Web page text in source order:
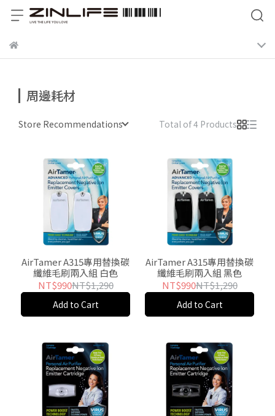
周邊耗材
Store Recommendations Total of 4 Products
AirTamer A315專用替換碳
纖維毛刷兩入組 白色
NT$990NT$1,290
Add to Cart
AirTamer A315專用替換碳
纖維毛刷兩入組 黑色
NT$990NT$1,290
Add to Cart